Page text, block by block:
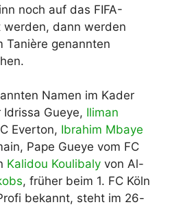
noch auf das FIFA-
werden, dann werden
Tanière genannten
Namen im Kader
Gueye, Iliman
Everton, Ibrahim Mbaye
Pape Gueye vom FC
Kalidou Koulibaly von Al-
, früher beim 1. FC Köln
bekannt, steht im 26-